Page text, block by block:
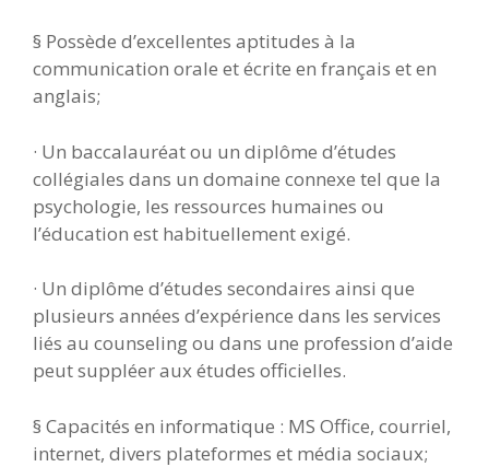
§ Possède d’excellentes aptitudes à la
communication orale et écrite en français et en
anglais;
· Un baccalauréat ou un diplôme d’études
collégiales dans un domaine connexe tel que la
psychologie, les ressources humaines ou
l’éducation est habituellement exigé.
· Un diplôme d’études secondaires ainsi que
plusieurs années d’expérience dans les services
liés au counseling ou dans une profession d’aide
peut suppléer aux études officielles.
§ Capacités en informatique : MS Office, courriel,
internet, divers plateformes et média sociaux;